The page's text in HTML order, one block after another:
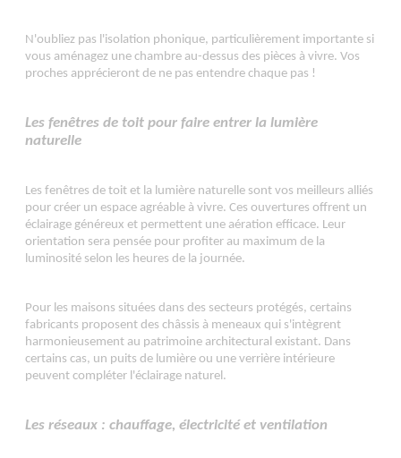
N'oubliez pas l'isolation phonique, particulièrement importante si
vous aménagez une chambre au-dessus des pièces à vivre. Vos
proches apprécieront de ne pas entendre chaque pas !
Les fenêtres de toit pour faire entrer la lumière
naturelle
Les fenêtres de toit et la lumière naturelle sont vos meilleurs alliés
pour créer un espace agréable à vivre. Ces ouvertures offrent un
éclairage généreux et permettent une aération efficace. Leur
orientation sera pensée pour profiter au maximum de la
luminosité selon les heures de la journée.
Pour les maisons situées dans des secteurs protégés, certains
fabricants proposent des châssis à meneaux qui s'intègrent
harmonieusement au patrimoine architectural existant. Dans
certains cas, un puits de lumière ou une verrière intérieure
peuvent compléter l'éclairage naturel.
Les réseaux : chauffage, électricité et ventilation